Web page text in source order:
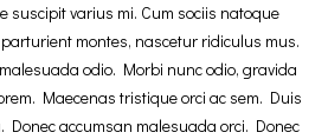
suscipit varius mi. Cum sociis natoque
montes, nascetur ridiculus mus.
odio. Morbi nunc odio, gravida
Maecenas tristique orci ac sem. Duis
accumsan malesuada orci. Donec